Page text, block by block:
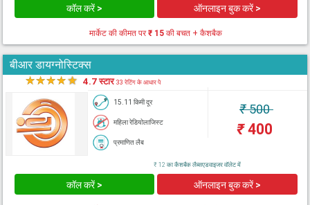
कॉल करें > ऑनलाइन बुक करें >
मार्केट की कीमत पर₹ 15 की बचत + कैशबैक
बीआर डायग्नोस्टिक्स
★★★★★ 4.7 स्टार33 रेटिंग के आधार पे
15.11 किमी दूर
महिला रेडियोलाजिस्ट
प्रमाणित लैब
₹500
₹400
₹ 12 का कैशबैक लैब्सएडवाइजर वॉलेट में
कॉल करें > ऑनलाइन बुक करें >